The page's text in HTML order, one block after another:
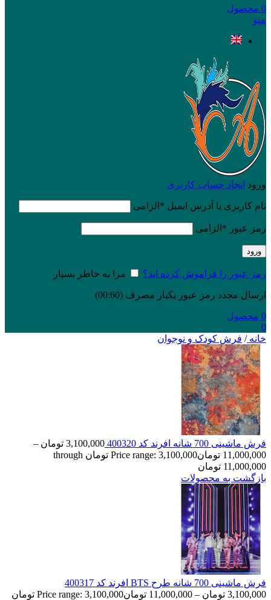
0 محصول
منو
ورود ایجاد حساب کاربری
نام کاربری یا آدرس ایمیل * الزامی
رمز عبور * الزامی
ورود
رمز عبور را فراموش کرده اید؟ مرا به خاطر بسپار
ارسال مجدد رمز عبور یکبار مصرف (00:
60
)
0 محصول
0
خانه/ فرش کودک و نوجوان
فرش ماشینی 700 شانه افرند كد 400320 3,100,000 تومان –
11,000,000 تومان
Price range: 3,100,000 تومان through
11,000,000 تومان
بازگشت به محصولات
فرش ماشینی 700 شانه طرح BTS افرند كد 400317
3,100,000 تومان –
11,000,000 تومان
Price range: 3,100,000 تومان